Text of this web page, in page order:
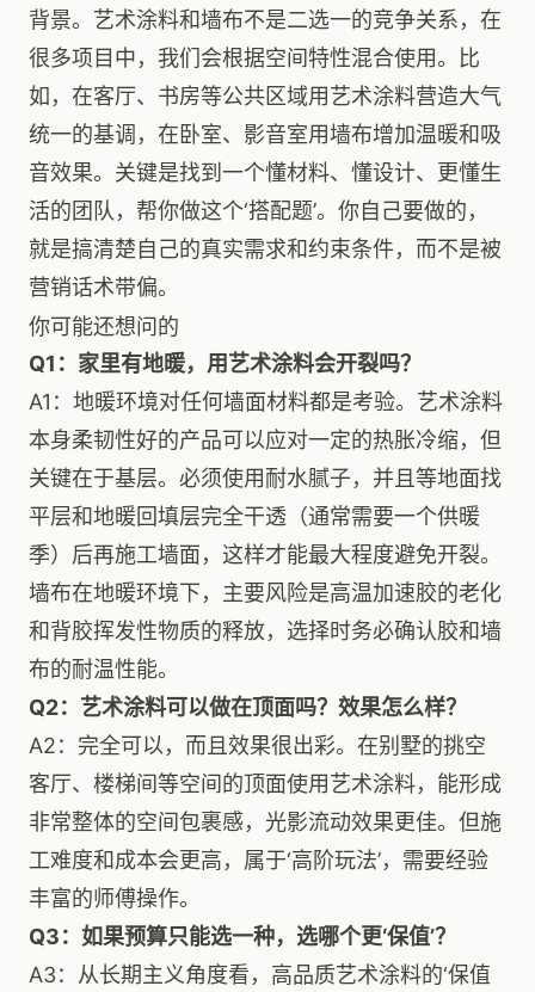
背景。艺术涂料和墙布不是二选一的竞争关系，在
很多项目中，我们会根据空间特性混合使用。比
如，在客厅、书房等公共区域用艺术涂料营造大气
统一的基调，在卧室、影音室用墙布增加温暖和吸
音效果。关键是找到一个懂材料、懂设计、更懂生
活的团队，帮你做这个‘搭配题’。你自己要做的，
就是搞清楚自己的真实需求和约束条件，而不是被
营销话术带偏。
你可能还想问的
Q1：家里有地暖，用艺术涂料会开裂吗？
A1：地暖环境对任何墙面材料都是考验。艺术涂料
本身柔韧性好的产品可以应对一定的热胀冷缩，但
关键在于基层。必须使用耐水腻子，并且等地面找
平层和地暖回填层完全干透（通常需要一个供暖
季）后再施工墙面，这样才能最大程度避免开裂。
墙布在地暖环境下，主要风险是高温加速胶的老化
和背胶挥发性物质的释放，选择时务必确认胶和墙
布的耐温性能。
Q2：艺术涂料可以做在顶面吗？效果怎么样？
A2：完全可以，而且效果很出彩。在别墅的挑空
客厅、楼梯间等空间的顶面使用艺术涂料，能形成
非常整体的空间包裹感，光影流动效果更佳。但施
工难度和成本会更高，属于‘高阶玩法’，需要经验
丰富的师傅操作。
Q3：如果预算只能选一种，选哪个更‘保值’？
A3：从长期主义角度看，高品质艺术涂料的‘保值